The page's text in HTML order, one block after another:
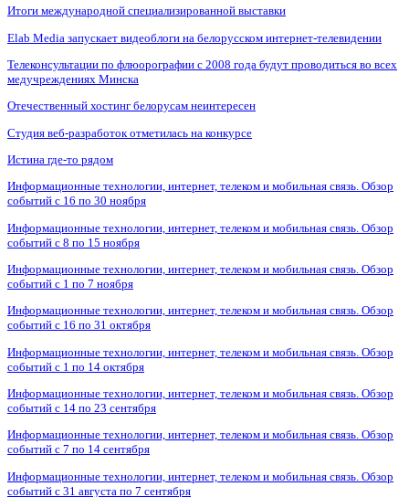
Итоги международной специализированной выставки
Elab Media запускает видеоблоги на белорусском интернет-телевидении
Телеконсультации по флюорографии с 2008 года будут проводиться во всех
медучреждениях Минска
Отечественный хостинг белорусам неинтересен
Студия веб-разработок отметилась на конкурсе
Истина где-то рядом
Информационные технологии, интернет, телеком и мобильная связь. Обзор
событий с 16 по 30 ноября
Информационные технологии, интернет, телеком и мобильная связь. Обзор
событий с 8 по 15 ноября
Информационные технологии, интернет, телеком и мобильная связь. Обзор
событий с 1 по 7 ноября
Информационные технологии, интернет, телеком и мобильная связь. Обзор
событий с 16 по 31 октября
Информационные технологии, интернет, телеком и мобильная связь. Обзор
событий с 1 по 14 октября
Информационные технологии, интернет, телеком и мобильная связь. Обзор
событий с 14 по 23 сентября
Информационные технологии, интернет, телеком и мобильная связь. Обзор
событий с 7 по 14 сентября
Информационные технологии, интернет, телеком и мобильная связь. Обзор
событий с 31 августа по 7 сентября